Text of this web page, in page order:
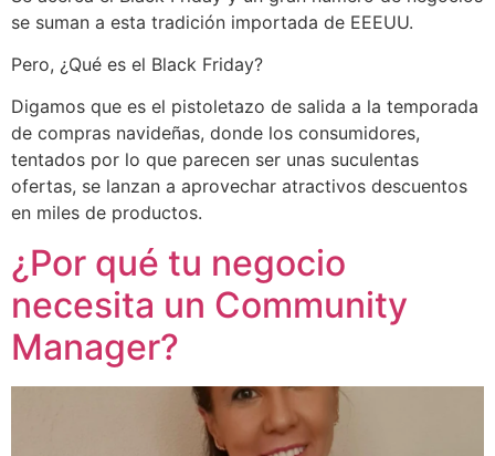
se suman a esta tradición importada de EEEUU.
Pero, ¿Qué es el Black Friday?
Digamos que es el pistoletazo de salida a la temporada
de compras navideñas, donde los consumidores,
tentados por lo que parecen ser unas suculentas
ofertas, se lanzan a aprovechar atractivos descuentos
en miles de productos.
¿Por qué tu negocio
necesita un Community
Manager?